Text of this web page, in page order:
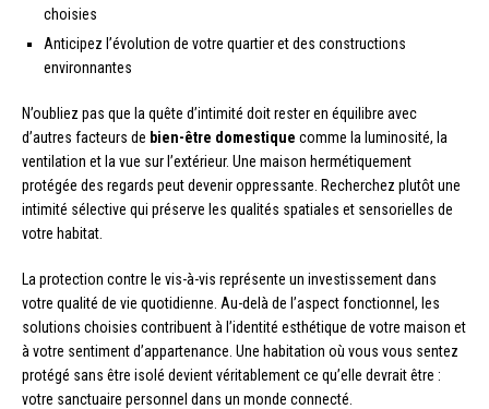
choisies
Anticipez l’évolution de votre quartier et des constructions
environnantes
N’oubliez pas que la quête d’intimité doit rester en équilibre avec
d’autres facteurs de bien-être domestique comme la luminosité, la
ventilation et la vue sur l’extérieur. Une maison hermétiquement
protégée des regards peut devenir oppressante. Recherchez plutôt une
intimité sélective qui préserve les qualités spatiales et sensorielles de
votre habitat.
La protection contre le vis-à-vis représente un investissement dans
votre qualité de vie quotidienne. Au-delà de l’aspect fonctionnel, les
solutions choisies contribuent à l’identité esthétique de votre maison et
à votre sentiment d’appartenance. Une habitation où vous vous sentez
protégé sans être isolé devient véritablement ce qu’elle devrait être :
votre sanctuaire personnel dans un monde connecté.